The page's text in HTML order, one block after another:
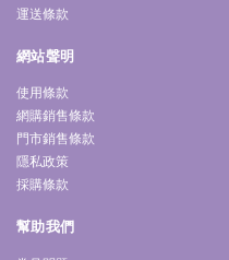
運送條款
網站聲明
使用條款
網購銷售條款
門市銷售條款
隱私政策
採購條款
幫助我們